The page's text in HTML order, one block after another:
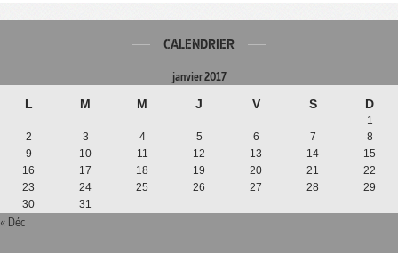
CALENDRIER
janvier 2017
L M M J V S D
1
2
3 4 5 6 7
8
9
10 11 12 13 14
15
16
17 18 19 20 21
22
23
24 25 26 27 28
29
30
31
« Déc